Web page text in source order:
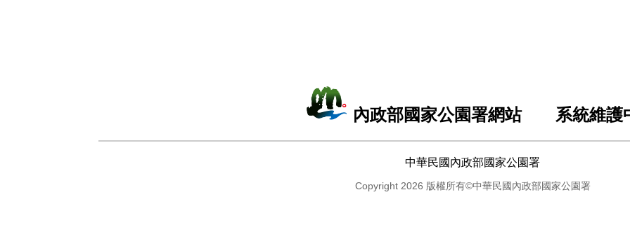
內政部國家公園署網站 系統維護
中華民國內政部國家公園署
Copyright 2026 版權所有©中華民國內政部國家公園署